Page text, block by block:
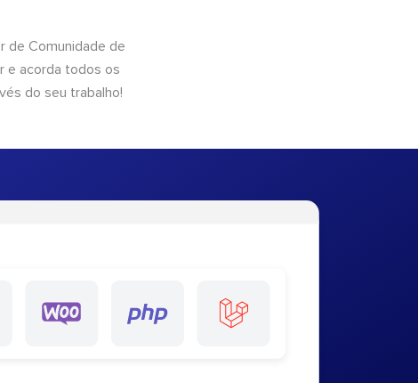
de Comunidade de
e acorda todos os
do seu trabalho!